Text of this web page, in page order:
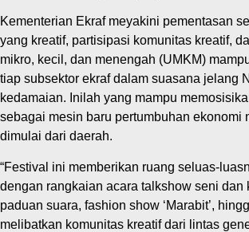
Kementerian Ekraf meyakini pementasan
yang kreatif, partisipasi komunitas kreatif,
mikro, kecil, dan menengah (UMKM)
tiap subsektor ekraf dalam suasana jelang
kedamaian. Inilah yang mampu
sebagai mesin baru pertumbuhan ekonomi
dimulai dari daerah.
“Festival ini memberikan ruang seluas-
dengan rangkaian acara talkshow seni dan
paduan suara, fashion show ‘Marabit’,
melibatkan komunitas kreatif dari lintas